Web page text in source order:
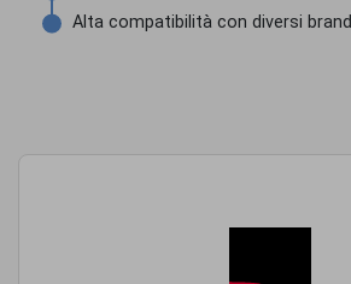
Alta compatibilità con diversi brand